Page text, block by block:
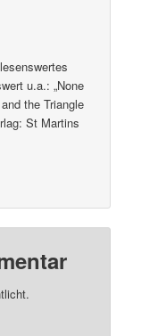
u.a.: „None
the Triangle
St Martins